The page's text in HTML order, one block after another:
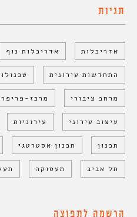
תגיות
אדריכלות אדריכלות נוף
התחדשות עירונית
מרחב ציבורי מרכז-
עיצוב עירוני עירוניות
תכנון תכנון אסטרטגי
תל אביב תעסוקה
הרשמה לתפוצה